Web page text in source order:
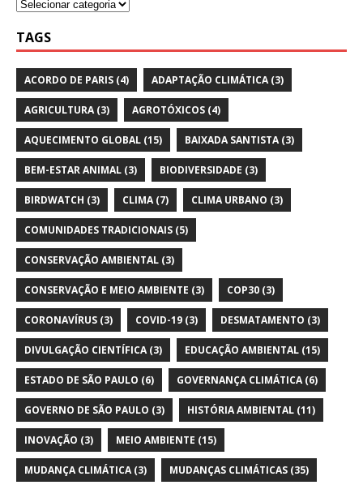
TAGS
ACORDO DE PARIS (4) ADAPTAÇÃO CLIMÁTICA(3)
AGRICULTURA(3) AGROTÓXICOS (4)
AQUECIMENTO GLOBAL (15) BAIXADA SANTISTA(3)
BEM-ESTAR ANIMAL (3) BIODIVERSIDADE (3)
BIRDWATCH (3) CLIMA(7) CLIMA URBANO (3)
COMUNIDADES TRADICIONAIS (5)
CONSERVAÇÃO AMBIENTAL (3)
CONSERVAÇÃO E MEIO AMBIENTE (3) COP30 (3)
CORONAVÍRUS (3) COVID-19 (3) DESMATAMENTO (3)
DIVULGAÇÃO CIENTÍFICA(3) EDUCAÇÃO AMBIENTAL (15)
ESTADO DE SÃO PAULO (6) GOVERNANÇA CLIMÁTICA(6)
GOVERNO DE SÃO PAULO (3) HISTÓRIA AMBIENTAL (11)
INOVAÇÃO (3) MEIO AMBIENTE (15)
MUDANÇA CLIMÁTICA(3) MUDANÇAS CLIMÁTICAS (35)